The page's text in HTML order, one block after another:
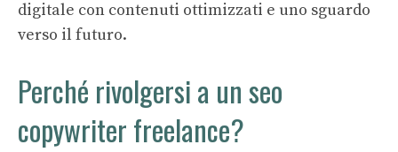
digitale con contenuti ottimizzati e uno sguardo
verso il futuro.
Perché rivolgersi a un seo
copywriter freelance?